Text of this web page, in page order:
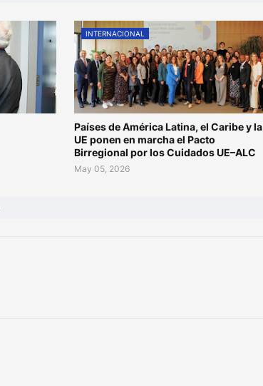
INTERNACIONAL
Países de América Latina, el Caribe y la
UE ponen en marcha el Pacto
Birregional por los Cuidados UE–ALC
May 05, 2026